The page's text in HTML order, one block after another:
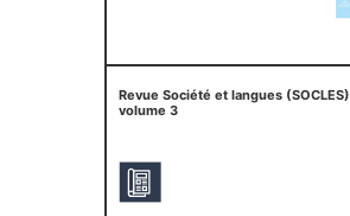
Revue Société et langues (SOCLES)
volume 3